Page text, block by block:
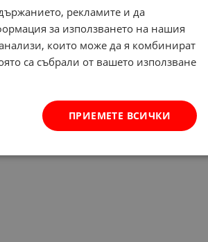
рекламите и да
за използването на нашия
които може да я комбинират
са събрали от вашето използване
ПРИЕМЕТЕ ВСИЧКИ